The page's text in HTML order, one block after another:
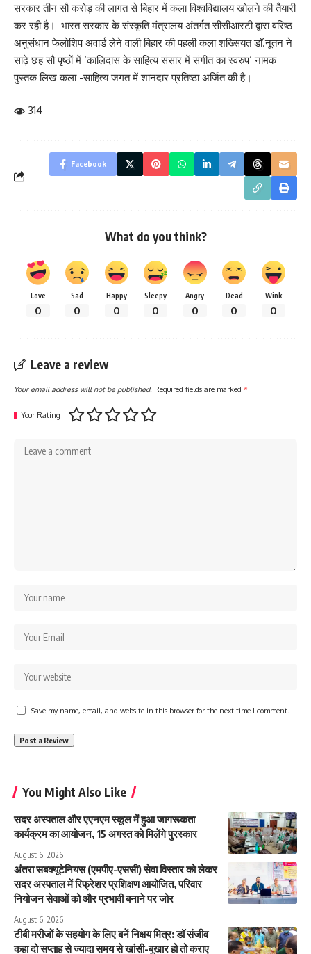
सरकार तीन सौ करोड़ की लागत से बिहार में कला विश्वविद्यालय खोलने की तैयारी
कर रही है। भारत सरकार के संस्कृति मंत्रालय अंतर्गत सीसीआरटी द्वारा वरिष्ठ
अनुसंधान फेलोशिप अवार्ड लेने वाली बिहार की पहली कला शख्सियत डाॅ.नूतन ने
साढ़े छह सौ पृष्ठों में ‘कालिदास के साहित्य संसार में संगीत का स्वरुप’ नामक
पुस्तक लिख कला -साहित्य जगत में शानदार प्रतिष्ठा अर्जित की है।
314
Facebook
What do you think?
Love
0
Sad
0
Happy
0
Sleepy
0
Angry
0
Dead
0
Wink
0
Leave a review
Your email address will not be published. Required fields are marked *
Your Rating
Save my name, email, and website in this browser for the next time I comment.
You Might Also Like
सदर अस्पताल और एएनएम स्कूल में हुआ जागरूकता
कार्यक्रम का आयोजन, 15 अगस्त को मिलेंगे पुरस्कार
August 6, 2026
अंतरा सबक्यूटेनियस (एमपीए-एससी) सेवा विस्तार को लेकर
सदर अस्पताल में रिफ्रेशर प्रशिक्षण आयोजित, परिवार
नियोजन सेवाओं को और प्रभावी बनाने पर जोर
August 6, 2026
टीबी मरीजों के सहयोग के लिए बनें निक्षय मित्र: डॉ संजीव
कहा दो सप्ताह से ज्यादा समय से खांसी-बुखार हो तो कराए